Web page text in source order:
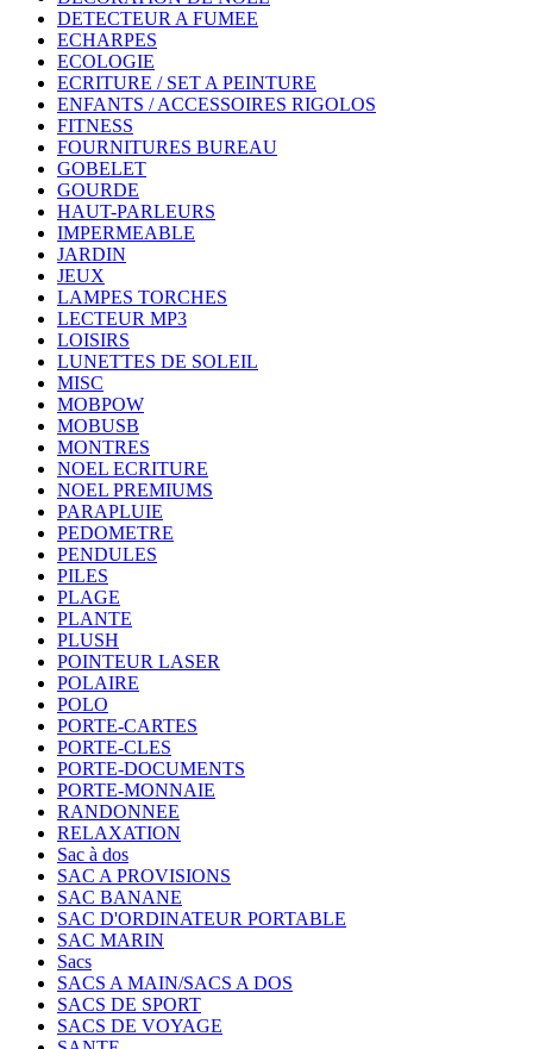
DETECTEUR A FUMEE
ECHARPES
ECOLOGIE
ECRITURE / SET A PEINTURE
ENFANTS / ACCESSOIRES RIGOLOS
FITNESS
FOURNITURES BUREAU
GOBELET
GOURDE
HAUT-PARLEURS
IMPERMEABLE
JARDIN
JEUX
LAMPES TORCHES
LECTEUR MP3
LOISIRS
LUNETTES DE SOLEIL
MISC
MOBPOW
MOBUSB
MONTRES
NOEL ECRITURE
NOEL PREMIUMS
PARAPLUIE
PEDOMETRE
PENDULES
PILES
PLAGE
PLANTE
PLUSH
POINTEUR LASER
POLAIRE
POLO
PORTE-CARTES
PORTE-CLES
PORTE-DOCUMENTS
PORTE-MONNAIE
RANDONNEE
RELAXATION
Sac à dos
SAC A PROVISIONS
SAC BANANE
SAC D'ORDINATEUR PORTABLE
SAC MARIN
Sacs
SACS A MAIN/SACS A DOS
SACS DE SPORT
SACS DE VOYAGE